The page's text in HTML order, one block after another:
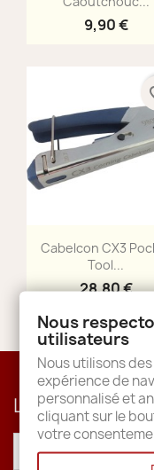
9,90 €
Aperçu
Cabelcon CX3
Tool...
28,80 €
Lettre
Nous
utilisateurs
Nous utilisons
expérience de
personnalisé et
cliquant sur le
votre